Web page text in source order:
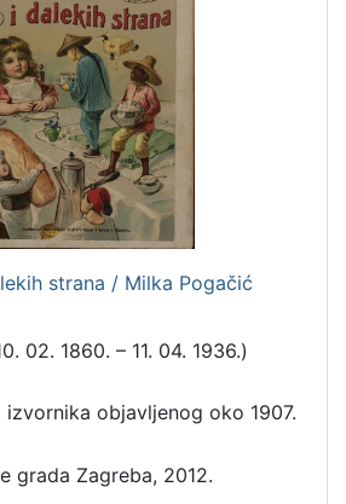
strana / Milka Pogačić
02. 1860. – 11. 04. 1936.)
objavljenog oko 1907.
grada Zagreba, 2012.